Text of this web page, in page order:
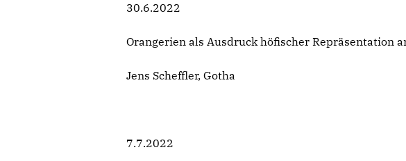
30.6.2022
Orangerien als Ausdruck höfischer Repräsentation
Jens Scheffler, Gotha
7.7.2022